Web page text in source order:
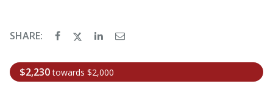
SHARE:
$2,230 towards $2,000